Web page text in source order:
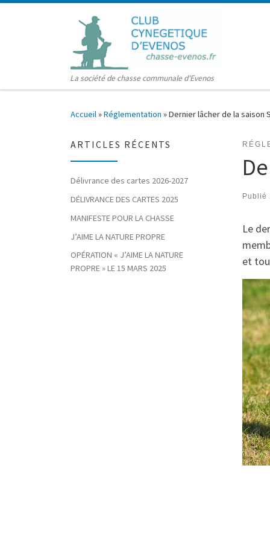
Passer au contenu
La société de chasse communale d'Evenos
Accueil»Réglementation »Dernier lâcher de la saison
Publié
Le
et
ARTICLES RÉCENTS
Délivrance des cartes 2026-2027
DÉLIVRANCE DES CARTES 2025
MANIFESTE POUR LA CHASSE
J’AIME LA NATURE PROPRE
OPÉRATION « J’AIME LA NATURE
PROPRE » LE 15 MARS 2025